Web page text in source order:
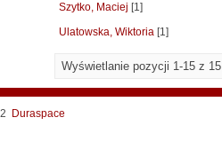
Szytko, Maciej [1]
Ulatowska, Wiktoria [1]
Wyświetlanie pozycji 1-15 z 15
Duraspace